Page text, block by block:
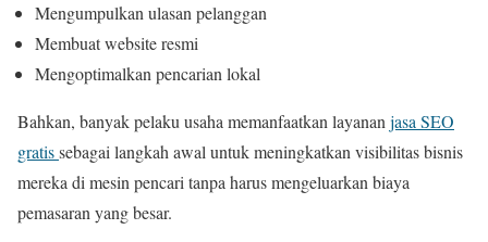
Mengumpulkan ulasan pelanggan
Membuat website resmi
Mengoptimalkan pencarian lokal
Bahkan, banyak pelaku usaha memanfaatkan layananjasa SEO
gratissebagai langkah awal untuk meningkatkan visibilitas bisnis
mereka di mesin pencari tanpa harus mengeluarkan biaya
pemasaran yang besar.